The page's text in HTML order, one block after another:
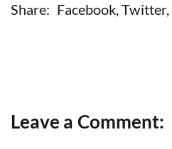
Share: Facebook,Twitter,
Leave a Comment: